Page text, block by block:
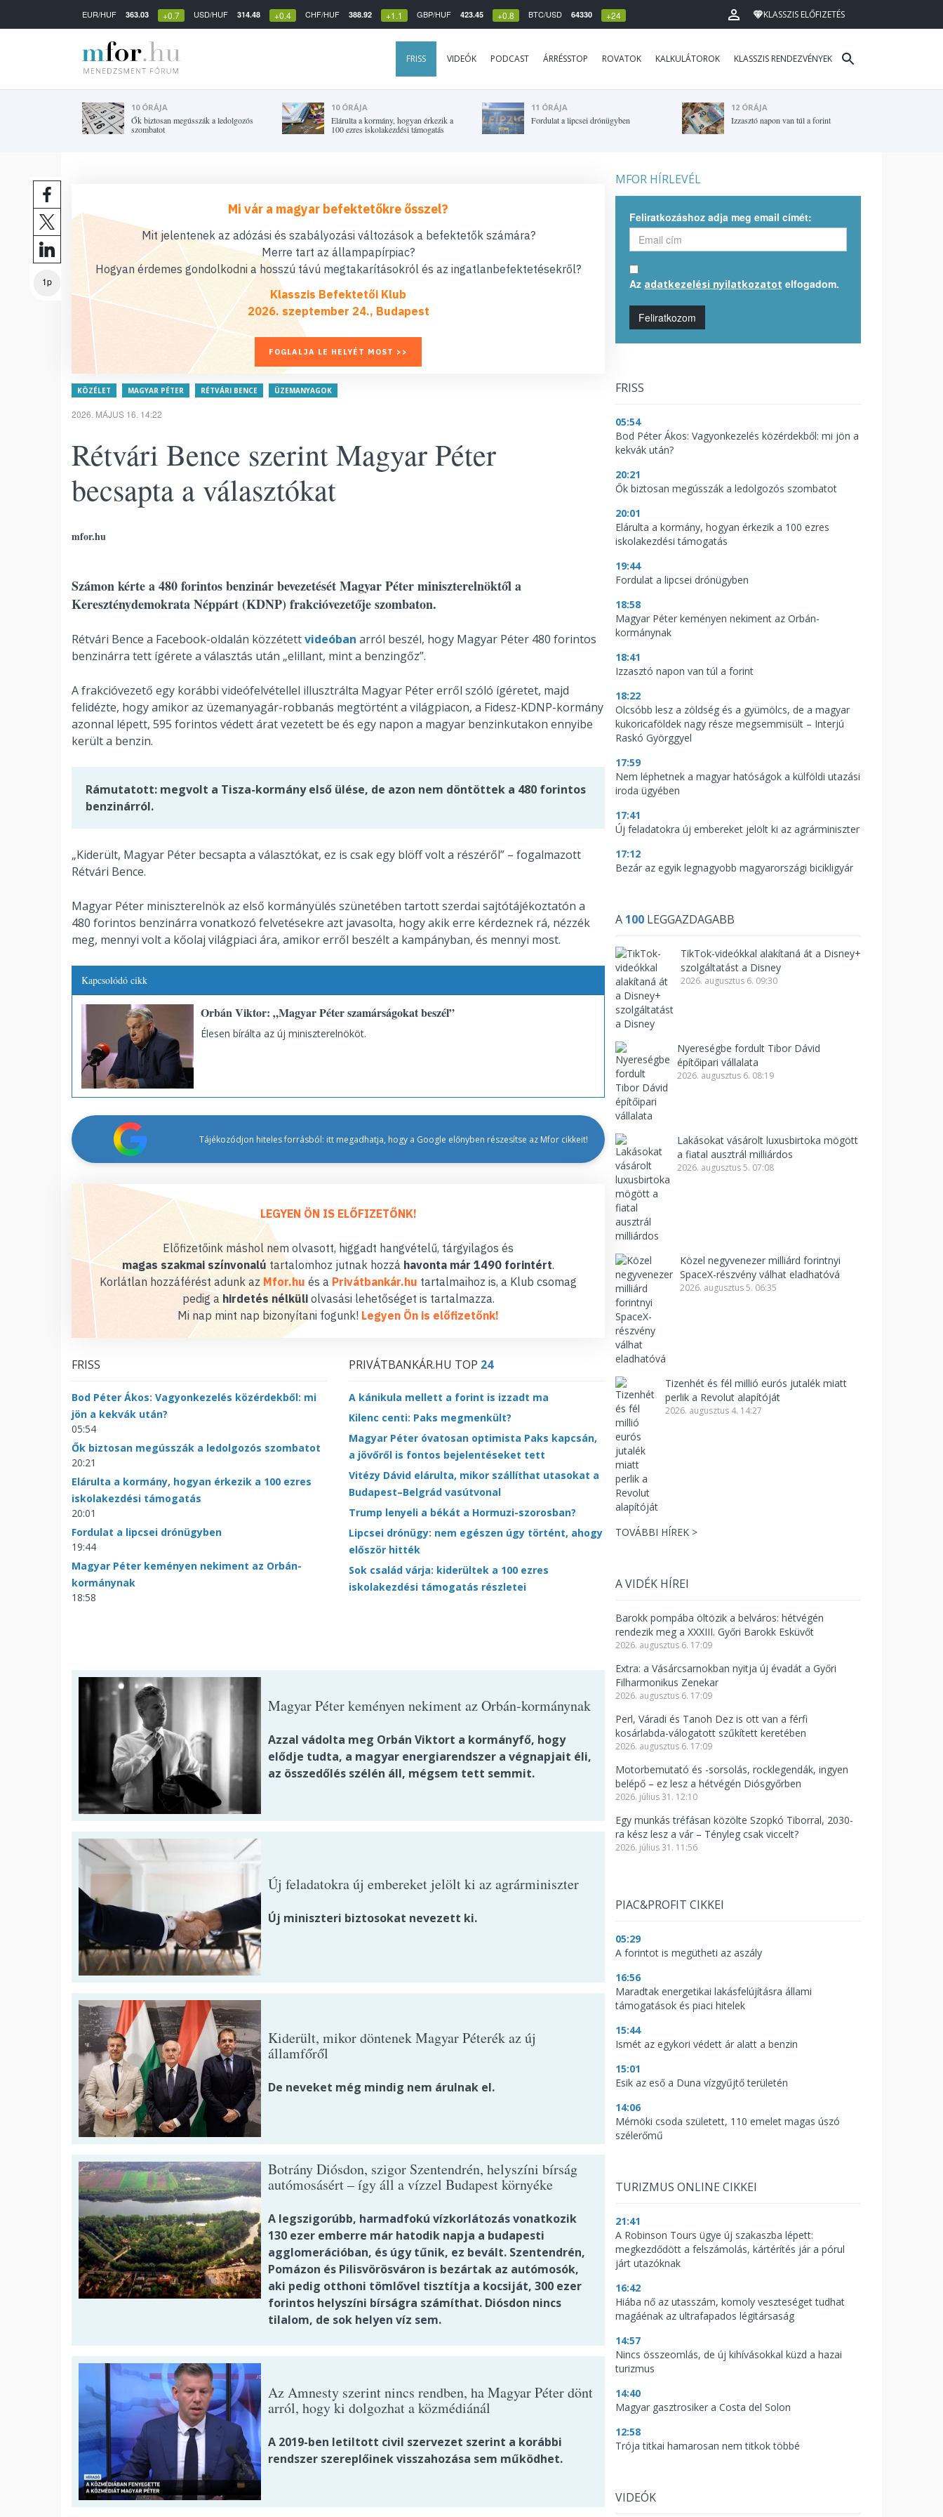
EUR/HUF 363.03 +0.7 USD/HUF 314.48 +0.4 CHF/HUF 388.92 +1.1 GBP/HUF 423.45 +0.8 BTC/USD 64330 +24 KLASSZIS ELŐFIZETÉS
FRISS VIDEÓK PODCAST ÁRRÉSSTOP ROVATOK KALKULÁTOROK KLASSZIS RENDEZVÉNYEK
10 ÓRÁJA
Ők biztosan megússzák a ledolgozós
szombatot
10 ÓRÁJA
Elárulta a kormány, hogyan érkezik a
100 ezres iskolakezdési támogatás
11 ÓRÁJA
Fordulat a lipcsei drónügyben
12 ÓRÁJA
Izzasztó napon van túl a forint
1p
Mi vár a magyar befektetőkre ősszel?
Mit jelentenek az adózási és szabályozási változások a befektetők számára?
Merre tart az állampapírpiac?
Hogyan érdemes gondolkodni a hosszú távú megtakarításokról és az ingatlanbefektetésekről?
Klasszis Befektetői Klub
2026. szeptember 24., Budapest
FOGLALJA LE HELYÉT MOST >>
KÖZÉLET MAGYAR PÉTER RÉTVÁRI BENCE ÜZEMANYAGOK
2026. MÁJUS 16. 14:22
Rétvári Bence szerint Magyar Péter
becsapta a választókat
mfor.hu
Számon kérte a 480 forintos benzinár bevezetését Magyar Péter miniszterelnöktől a
Kereszténydemokrata Néppárt (KDNP) frakcióvezetője szombaton.
Rétvári Bence a Facebook-oldalán közzétettvideóban arról beszél, hogy Magyar Péter 480 forintos
benzinárra tett ígérete a választás után „elillant, mint a benzingőz”.
A frakcióvezető egy korábbi videófelvétellel illusztrálta Magyar Péter erről szóló ígéretet, majd
felidézte, hogy amikor az üzemanyagár-robbanás megtörtént a világpiacon, a Fidesz-KDNP-kormány
azonnal lépett, 595 forintos védett árat vezetett be és egy napon a magyar benzinkutakon ennyibe
került a benzin.
Rámutatott: megvolt a Tisza-kormány első ülése, de azon nem döntöttek a 480 forintos
benzinárról.
„Kiderült, Magyar Péter becsapta a választókat, ez is csak egy blöff volt a részéről” – fogalmazott
Rétvári Bence.
Magyar Péter miniszterelnök az első kormányülés szünetében tartott szerdai sajtótájékoztatón a
480 forintos benzinárra vonatkozó felvetésekre azt javasolta, hogy akik erre kérdeznek rá, nézzék
meg, mennyi volt a kőolaj világpiaci ára, amikor erről beszélt a kampányban, és mennyi most.
Kapcsolódó cikk
Orbán Viktor: „Magyar Péter szamárságokat beszél”
Élesen bírálta az új miniszterelnököt.
Tájékozódjon hiteles forrásból: itt megadhatja, hogy a Google előnyben részesítse az Mfor cikkeit!
LEGYEN ÖN IS ELŐFIZETŐNK!
Előfizetőink máshol nem olvasott, higgadt hangvételű, tárgyilagos és
magas szakmai színvonalú tartalomhoz jutnak hozzá havonta már 1490 forintért.
Korlátlan hozzáférést adunk az Mfor.hu és a Privátbankár.hu tartalmaihoz is, a Klub csomag
pedig ahirdetés nélküliolvasási lehetőséget is tartalmazza.
Mi nap mint nap bizonyítani fogunk! Legyen Ön is előfizetőnk!
FRISS
Bod Péter Ákos: Vagyonkezelés közérdekből: mi
jön a kekvák után?
05:54
Ők biztosan megússzák a ledolgozós szombatot
20:21
Elárulta a kormány, hogyan érkezik a 100 ezres
iskolakezdési támogatás
20:01
Fordulat a lipcsei drónügyben
19:44
Magyar Péter keményen nekiment az Orbán-
kormánynak
18:58
PRIVÁTBANKÁR.HU TOP 24
A kánikula mellett a forint is izzadt ma
Kilenc centi: Paks megmenkült?
Magyar Péter óvatosan optimista Paks kapcsán,
a jövőről is fontos bejelentéseket tett
Vitézy Dávid elárulta, mikor szállíthat utasokat a
Budapest–Belgrád vasútvonal
Trump lenyeli a békát a Hormuzi-szorosban?
Lipcsei drónügy: nem egészen úgy történt, ahogy
először hitték
Sok család várja: kiderültek a 100 ezres
iskolakezdési támogatás részletei
Magyar Péter keményen nekiment az Orbán-kormánynak
Azzal vádolta meg Orbán Viktort a kormányfő, hogy
elődje tudta, a magyar energiarendszer a végnapjait éli,
az összedőlés szélén áll, mégsem tett semmit.
Új feladatokra új embereket jelölt ki az agrárminiszter
Új miniszteri biztosokat nevezett ki.
Kiderült, mikor döntenek Magyar Péterék az új
államfőről
De neveket még mindig nem árulnak el.
Botrány Diósdon, szigor Szentendrén, helyszíni bírság
autómosásért – így áll a vízzel Budapest környéke
A legszigorúbb, harmadfokú vízkorlátozás vonatkozik
130 ezer emberre már hatodik napja a budapesti
agglomerációban, és úgy tűnik, ez bevált. Szentendrén,
Pomázon és Pilisvörösváron is bezártak az autómosók,
aki pedig otthoni tömlővel tisztítja a kocsiját, 300 ezer
forintos helyszíni bírságra számíthat. Diósdon nincs
tilalom, de sok helyen víz sem.
Az Amnesty szerint nincs rendben, ha Magyar Péter dönt
arról, hogy ki dolgozhat a közmédiánál
A 2019-ben letiltott civil szervezet szerint a korábbi
rendszer szereplőinek visszahozása sem működhet.
MFOR HÍRLEVÉL
Feliratkozáshoz adja meg email címét:
Az adatkezelési nyilatkozatot elfogadom.
Feliratkozom
FRISS
05:54
Bod Péter Ákos: Vagyonkezelés közérdekből: mi jön a
kekvák után?
20:21
Ők biztosan megússzák a ledolgozós szombatot
20:01
Elárulta a kormány, hogyan érkezik a 100 ezres
iskolakezdési támogatás
19:44
Fordulat a lipcsei drónügyben
18:58
Magyar Péter keményen nekiment az Orbán-
kormánynak
18:41
Izzasztó napon van túl a forint
18:22
Olcsóbb lesz a zöldség és a gyümölcs, de a magyar
kukoricaföldek nagy része megsemmisült – Interjú
Raskó Györggyel
17:59
Nem léphetnek a magyar hatóságok a külföldi utazási
iroda ügyében
17:41
Új feladatokra új embereket jelölt ki az agrárminiszter
17:12
Bezár az egyik legnagyobb magyarországi bicikligyár
A 100 LEGGAZDAGABB
TikTok-videókkal alakítaná át a Disney+
szolgáltatást a Disney
2026. augusztus 6. 09:30
Nyereségbe fordult Tibor Dávid
építőipari vállalata
2026. augusztus 6. 08:19
Lakásokat vásárolt luxusbirtoka mögött
a fiatal ausztrál milliárdos
2026. augusztus 5. 07:08
Közel negyvenezer milliárd forintnyi
SpaceX-részvény válhat eladhatóvá
2026. augusztus 5. 06:35
Tizenhét és fél millió eurós jutalék miatt
perlik a Revolut alapítóját
2026. augusztus 4. 14:27
TOVÁBBI HÍREK >
A VIDÉK HÍREI
Barokk pompába öltözik a belváros: hétvégén
rendezik meg a XXXIII. Győri Barokk Esküvőt
2026. augusztus 6. 17:09
Extra: a Vásárcsarnokban nyitja új évadát a Győri
Filharmonikus Zenekar
2026. augusztus 6. 17:09
Perl, Váradi és Tanoh Dez is ott van a férfi
kosárlabda-válogatott szűkített keretében
2026. augusztus 6. 17:09
Motorbemutató és -sorsolás, rocklegendák, ingyen
belépő – ez lesz a hétvégén Diósgyőrben
2026. július 31. 12:10
Egy munkás tréfásan közölte Szopkó Tiborral, 2030-
ra kész lesz a vár – Tényleg csak viccelt?
2026. július 31. 11:56
PIAC&PROFIT CIKKEI
05:29
A forintot is megütheti az aszály
16:56
Maradtak energetikai lakásfelújításra állami
támogatások és piaci hitelek
15:44
Ismét az egykori védett ár alatt a benzin
15:01
Esik az eső a Duna vízgyűjtő területén
14:06
Mérnöki csoda született, 110 emelet magas úszó
szélerőmű
TURIZMUS ONLINE CIKKEI
21:41
A Robinson Tours ügye új szakaszba lépett:
megkezdődött a felszámolás, kártérítés jár a pórul
járt utazóknak
16:42
Hiába nő az utasszám, komoly veszteséget tudhat
magáénak az ultrafapados légitársaság
14:57
Nincs összeomlás, de új kihívásokkal küzd a hazai
turizmus
14:40
Magyar gasztrosiker a Costa del Solon
12:58
Trója titkai hamarosan nem titkok többé
VIDEÓK